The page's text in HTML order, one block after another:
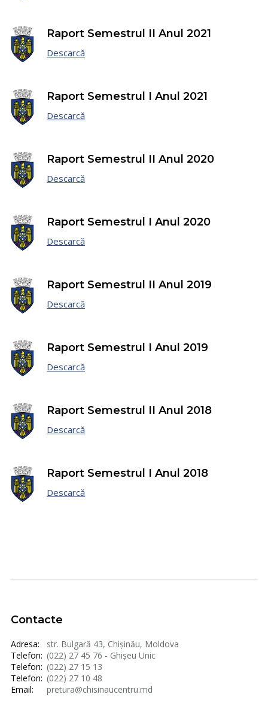
Raport Semestrul II Anul 2021
Descarcă
Raport Semestrul I Anul 2021
Descarcă
Raport Semestrul II Anul 2020
Descarcă
Raport Semestrul I Anul 2020
Descarcă
Raport Semestrul II Anul 2019
Descarcă
Raport Semestrul I Anul 2019
Descarcă
Raport Semestrul II Anul 2018
Descarcă
Raport Semestrul I Anul 2018
Descarcă
Contacte
Adresa:
str. Bulgară 43, Chișinău, Moldova
Telefon: (022) 27 45 76 - Ghișeu Unic
Telefon: (022) 27 15 13
Telefon: (022) 27 10 48
Email:
pretura@chisinaucentru.md